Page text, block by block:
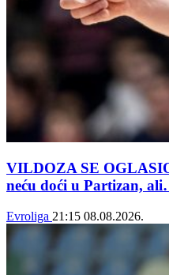
VILDOZA SE
neću doći u Partizan,
Evroliga 21:15 08.08.2026.